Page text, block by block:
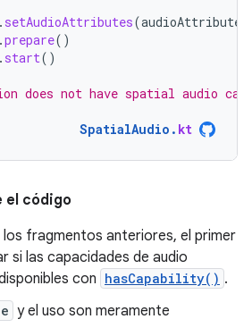
. setAudioAttributes(audioAttributes
.prepare()
. start()
does not have spatial audio
SpatialAudio . kt
el código
los fragmentos anteriores, el primer
si las capacidades de audio
con hasCapability() .
y el uso son meramente